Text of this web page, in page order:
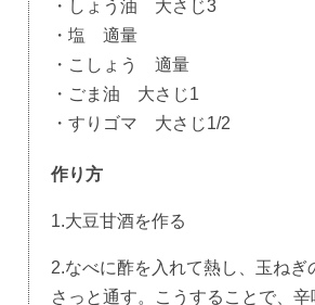
・しょう油 大さじ3
・塩 適量
・こしょう 適量
・ごま油 大さじ1
・すりゴマ 大さじ1/2
作り方
1.大豆甘酒を作る
2.なべに酢を入れて熱し、玉ねぎ
さっと通す。こうすることで、辛